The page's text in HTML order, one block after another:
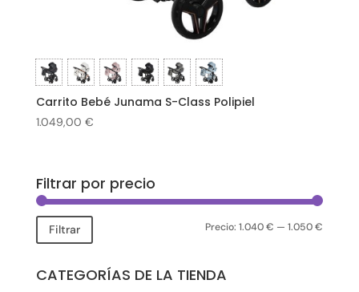
Carrito Bebé Junama S-Class Polipiel
1.049,00 €
Filtrar por precio
Filtrar Precio:1.040 € —1.050 €
CATEGORÍAS DE LA TIENDA